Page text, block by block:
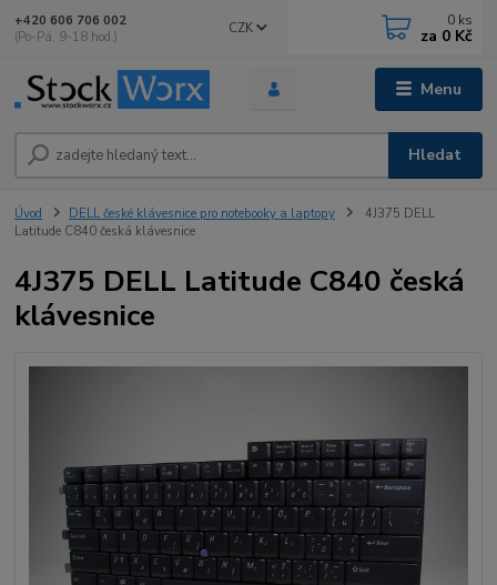
Menu
CZK
Hledat
+420 606 706 002
(Po-Pá, 9-18 hod.)
0 ks
za 0 Kč
Úvod DELL české klávesnice pro notebooky a laptopy
4J375 DELL
Latitude C840 česká klávesnice
4J375 DELL Latitude C840 česká
klávesnice